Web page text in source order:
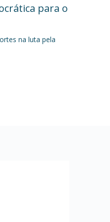
para o
na luta pela